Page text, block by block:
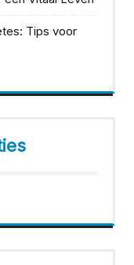
Tips voor